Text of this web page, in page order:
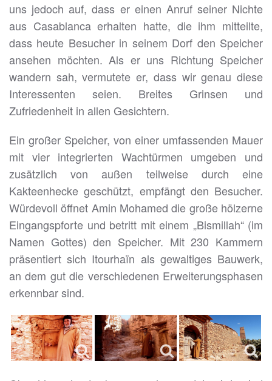
uns jedoch auf, dass er einen Anruf seiner Nichte
aus Casablanca erhalten hatte, die ihm mitteilte,
dass heute Besucher in seinem Dorf den Speicher
ansehen möchten. Als er uns Richtung Speicher
wandern sah, vermutete er, dass wir genau diese
Interessenten seien. Breites Grinsen und
Zufriedenheit in allen Gesichtern.
Ein großer Speicher, von einer umfassenden Mauer
mit vier integrierten Wachtürmen umgeben und
zusätzlich von außen teilweise durch eine
Kakteenhecke geschützt, empfängt den Besucher.
Würdevoll öffnet Amin Mohamed die große hölzerne
Eingangspforte und betritt mit einem „Bismillah“ (im
Namen Gottes) den Speicher. Mit 230 Kammern
präsentiert sich Itourhaïn als gewaltiges Bauwerk,
an dem gut die verschiedenen Erweiterungsphasen
erkennbar sind.